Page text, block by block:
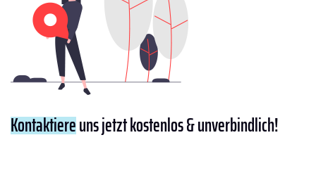
Kontaktiereuns jetzt kostenlos & unverbindlich!